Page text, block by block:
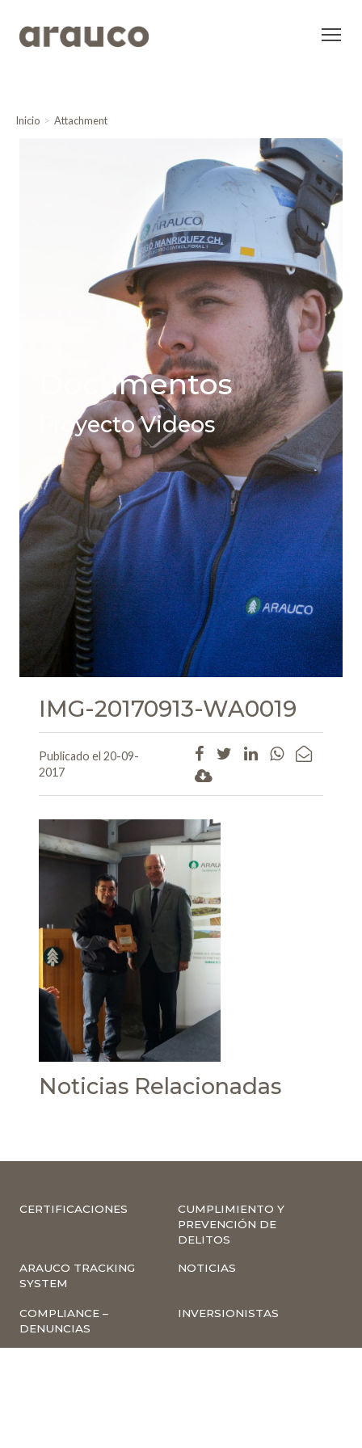
Inicio Attachment
Documentos
Proyecto Videos
IMG-20170913-WA0019
Publicado el 20-09-
2017
Noticias Relacionadas
CERTIFICACIONES
CUMPLIMIENTO Y
PREVENCIÓN DE
DELITOS
ARAUCO TRACKING
SYSTEM
NOTICIAS
COMPLIANCE –
DENUNCIAS
INVERSIONISTAS